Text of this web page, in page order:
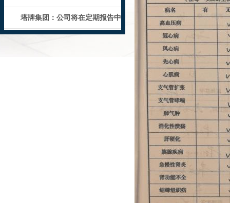
塔牌集团：公司将在定期报告中